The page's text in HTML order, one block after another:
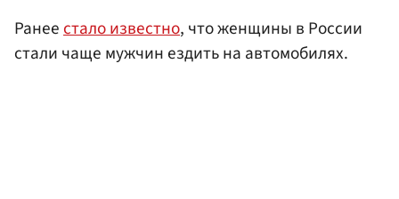
Ранеестало известно, что женщины в России
стали чаще мужчин ездить на автомобилях.